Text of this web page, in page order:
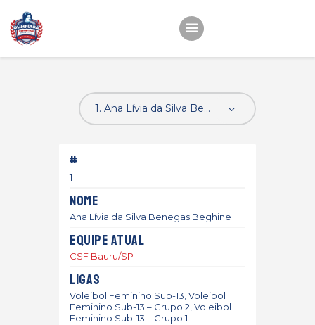
22ª OEMC
Atletas
Sagrado Rede de
Educação
#
1
Nome
Ana Lívia da Silva Benegas Beghine
Equipe atual
CSF Bauru/SP
Ligas
Voleibol Feminino Sub-13, Voleibol
Feminino Sub-13 – Grupo 2, Voleibol
Feminino Sub-13 – Grupo 1